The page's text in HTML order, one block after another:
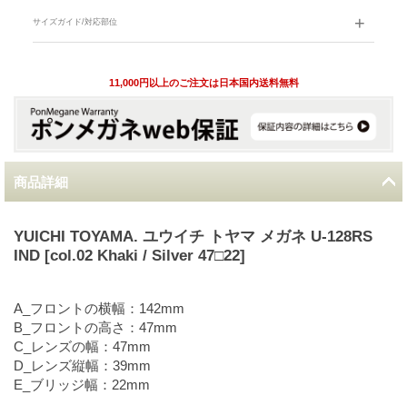
サイズガイド/対応部位
11,000円以上のご注文は日本国内送料無料
商品詳細
YUICHI TOYAMA. ユウイチ トヤマ メガネ U-128RS
IND [col.02 Khaki / Silver 47□22]
A_フロントの横幅：142mm
B_フロントの高さ：47mm
C_レンズの幅：47mm
D_レンズ縦幅：39mm
E_ブリッジ幅：22mm